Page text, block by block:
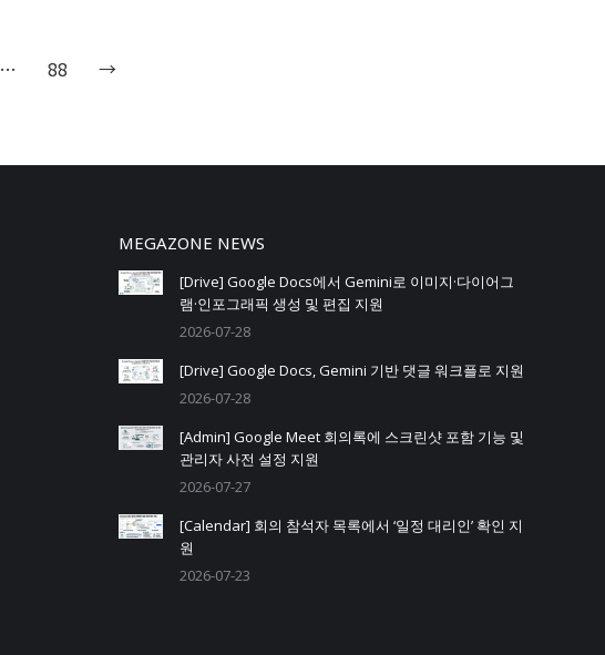
… 88 →
MEGAZONE NEWS
[Drive] Google Docs에서 Gemini로 이미지·다이어그
램·인포그래픽 생성 및 편집 지원
2026-07-28
[Drive] Google Docs, Gemini 기반 댓글 워크플로 지원
2026-07-28
[Admin] Google Meet 회의록에 스크린샷 포함 기능 및
관리자 사전 설정 지원
2026-07-27
[Calendar] 회의 참석자 목록에서 ‘일정 대리인’ 확인 지
원
2026-07-23